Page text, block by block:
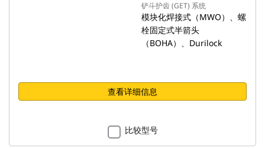
铲斗护齿 (GET) 系统
模块化焊接式（MWO）、螺
栓固定式半箭头
（BOHA）、Durilock
查看详细信息
比较型号